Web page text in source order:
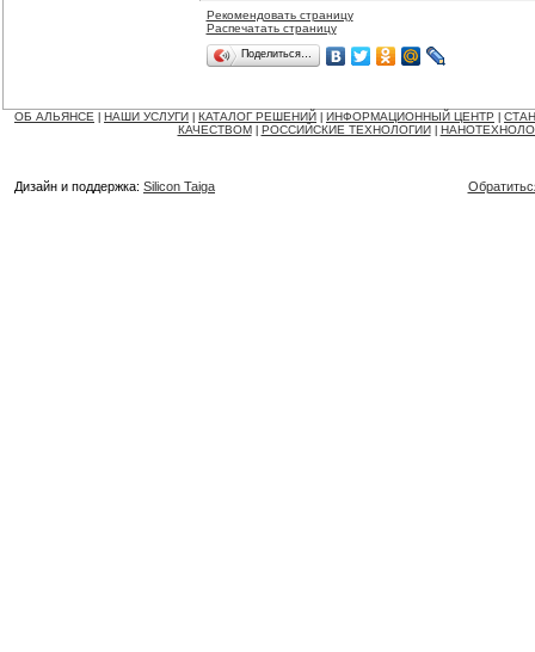
Рекомендовать страницу
Распечатать страницу
Поделиться…
ОБ АЛЬЯНСЕ НАШИ УСЛУГИ КАТАЛОГ РЕШЕНИЙ ИНФОРМАЦИОННЫЙ ЦЕНТР
КАЧЕСТВОМ
РОССИЙСКИЕ ТЕХНОЛОГИИ
Дизайн и поддержка: Silicon Taiga